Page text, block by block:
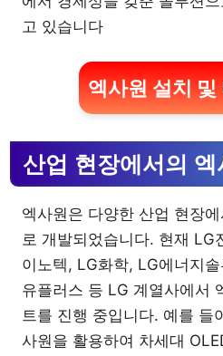
고 있습니다
엑사원 설치
산업 현장에서의
엑사원은 다양한 산업 현장
로 개발되었습니다. 현재 LG
이노텍, LG화학, LG에너지
유플러스 등 LG 계열사에서
트를 진행 중입니다. 예를 들
사원을 활용하여 차세대